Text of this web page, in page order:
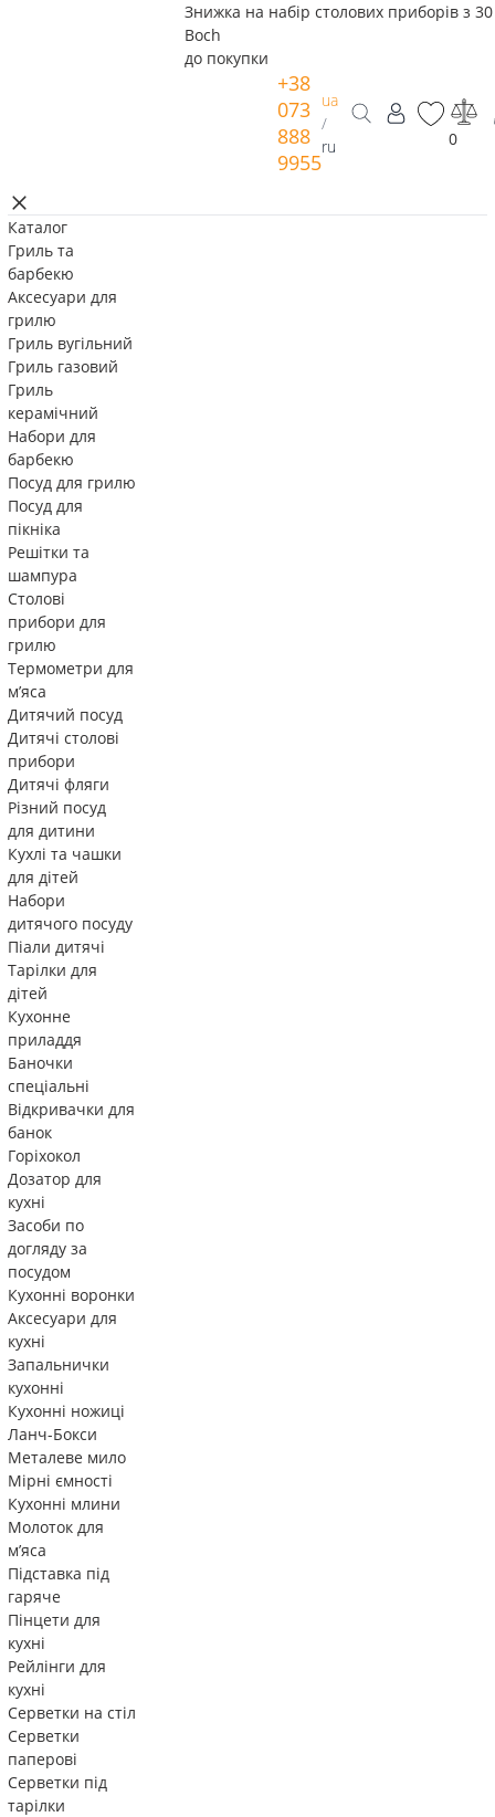
Знижка на набір столових приборів з
Boch
до покупки
+38
073
888
9955
ua
/
ru
0
Каталог
Гриль та
барбекю
Аксесуари для
грилю
Гриль вугільний
Гриль газовий
Гриль
керамічний
Набори для
барбекю
Посуд для грилю
Посуд для
пікніка
Решітки та
шампура
Столові
прибори для
грилю
Термометри для
м’яса
Дитячий посуд
Дитячі столові
прибори
Дитячі фляги
Різний посуд
для дитини
Кухлі та чашки
для дітей
Набори
дитячого посуду
Піали дитячі
Тарілки для
дітей
Кухонне
приладдя
Баночки
спеціальні
Відкривачки для
банок
Горіхокол
Дозатор для
кухні
Засоби по
догляду за
посудом
Кухонні воронки
Аксесуари для
кухні
Запальнички
кухонні
Кухонні ножиці
Ланч-Бокси
Металеве мило
Мірні ємності
Кухонні млини
Молоток для
м’яса
Підставка під
гаряче
Пінцети для
кухні
Рейлінги для
кухні
Серветки на стіл
Серветки
паперові
Серветки під
тарілки